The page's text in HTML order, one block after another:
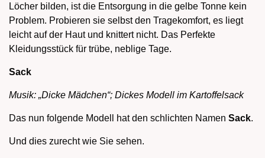
Löcher bilden, ist die Entsorgung in die gelbe Tonne kein
Problem. Probieren sie selbst den Tragekomfort, es liegt
leicht auf der Haut und knittert nicht. Das Perfekte
Kleidungsstück für trübe, neblige Tage.
Sack
Musik: „Dicke Mädchen“; Dickes Modell im Kartoffelsack
Das nun folgende Modell hat den schlichten Namen Sack.
Und dies zurecht wie Sie sehen.